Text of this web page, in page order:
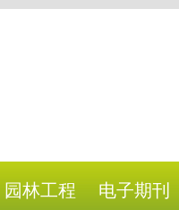
园林工程 电子期刊